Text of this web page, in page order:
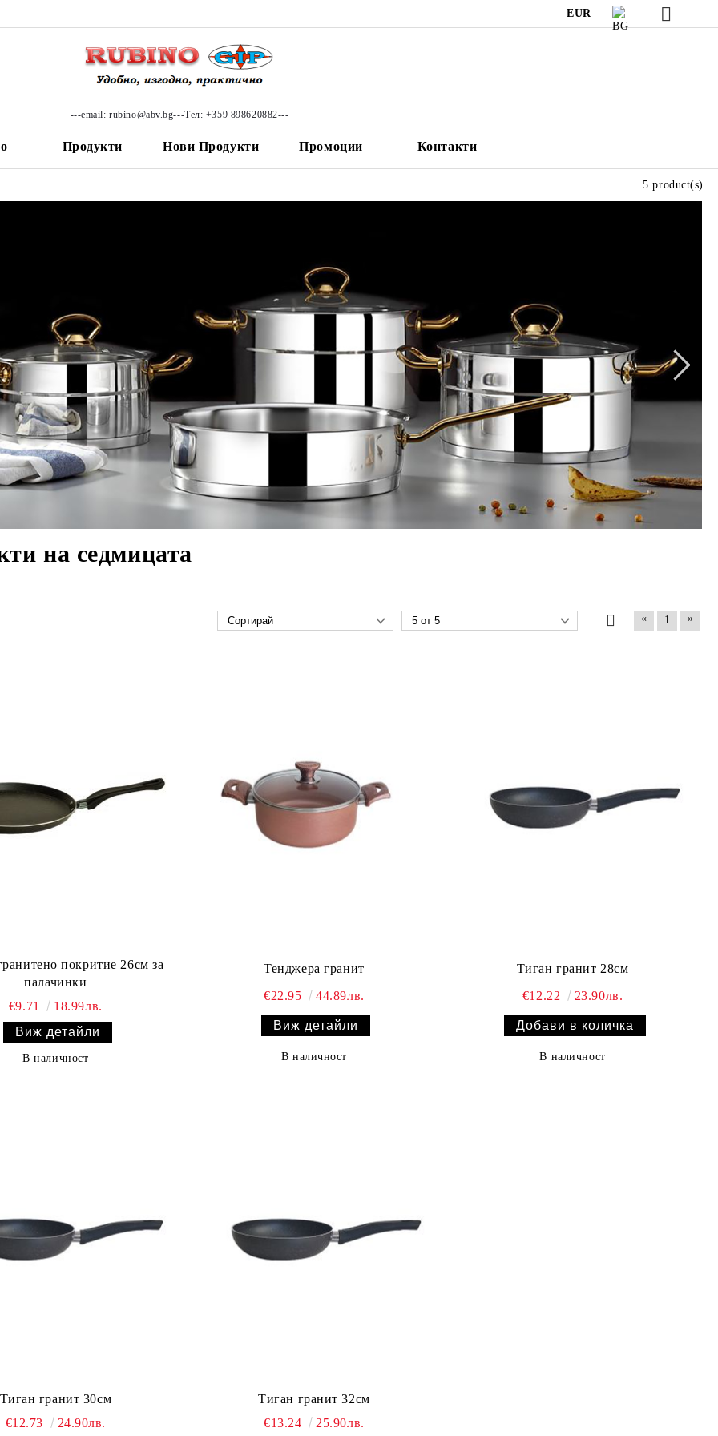
EUR
---email: rubino@abv.bg---Тел: +359 898620882---
Продукти Нови Продукти Промоции Контакти
на седмицата
5 product(s)
« 1 »
палачинки
€9.71
18.99лв.
Виж детайли
В наличност
Тенджера гранит
€22.95 44.89лв.
Виж детайли
В наличност
Тиган гранит 28см
€12.22 23.90лв.
В наличност
Тиган гранит 30см
€12.73
24.90лв.
Тиган гранит 32см
€13.24
25.90лв.